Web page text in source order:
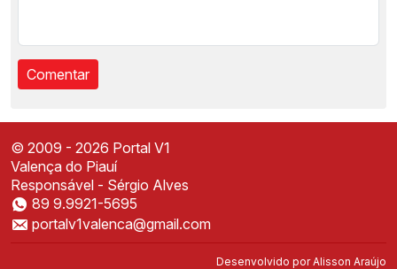
Instale o Portal V1
Acesse mais rápido direto da sua tela inicial
Instalar
© 2009 - 2026 Portal V1
Valença do Piauí
Responsável - Sérgio Alves
89 9.9921-5695
portalv1valenca@gmail.com
Desenvolvido porAlisson Araújo